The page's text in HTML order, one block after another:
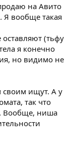
на Авито
Я вообще такая
(тьфу
я конечно
но видимо не
своим ищут. А у
так что
Вообще, ниша